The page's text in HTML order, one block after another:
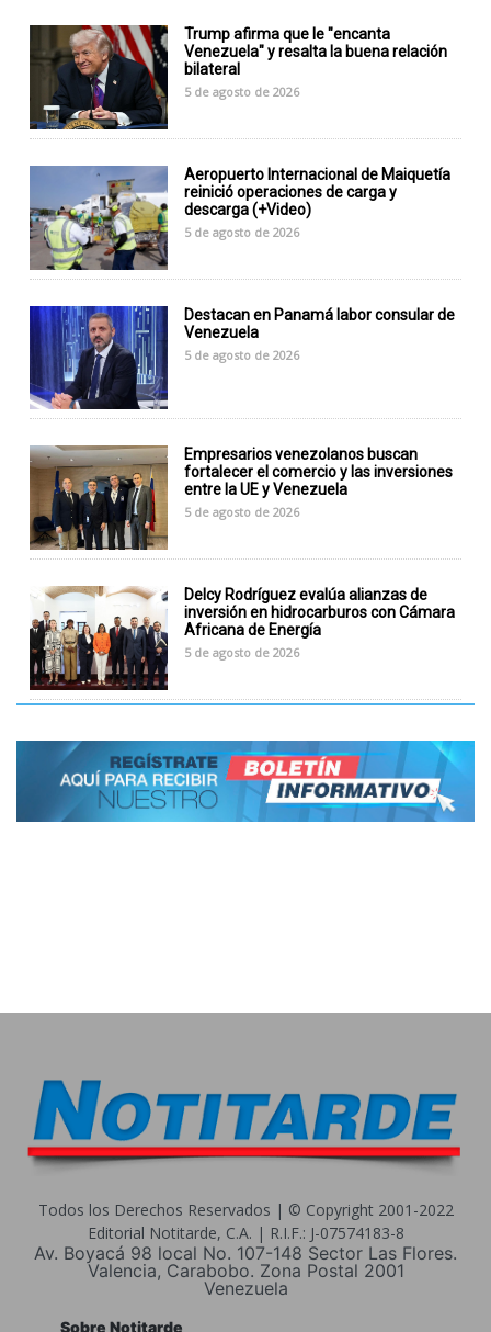
Trump afirma que le "encanta
Venezuela" y resalta la buena relación
bilateral
5 de agosto de 2026
Aeropuerto Internacional de Maiquetía
reinició operaciones de carga y
descarga (+Video)
5 de agosto de 2026
Destacan en Panamá labor consular de
Venezuela
5 de agosto de 2026
Empresarios venezolanos buscan
fortalecer el comercio y las inversiones
entre la UE y Venezuela
5 de agosto de 2026
Delcy Rodríguez evalúa alianzas de
inversión en hidrocarburos con Cámara
Africana de Energía
5 de agosto de 2026
Todos los Derechos Reservados | © Copyright 2001-2022
Editorial Notitarde, C.A. | R.I.F.: J-07574183-8
Av. Boyacá 98 local No. 107-148 Sector Las Flores.
Valencia, Carabobo. Zona Postal 2001
Venezuela
Sobre Notitarde